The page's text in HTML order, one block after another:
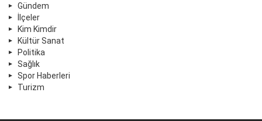
Gündem
İlçeler
Kim Kimdir
Kültür Sanat
Politika
Sağlık
Spor Haberleri
Turizm